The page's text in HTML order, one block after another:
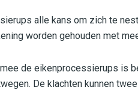
alle kans om zich te
worden gehouden met
de eikenprocessierups is
De klachten kunnen